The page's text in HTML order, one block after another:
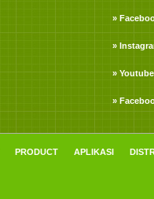
»
»
»
»
PRODUCT APLIKASI